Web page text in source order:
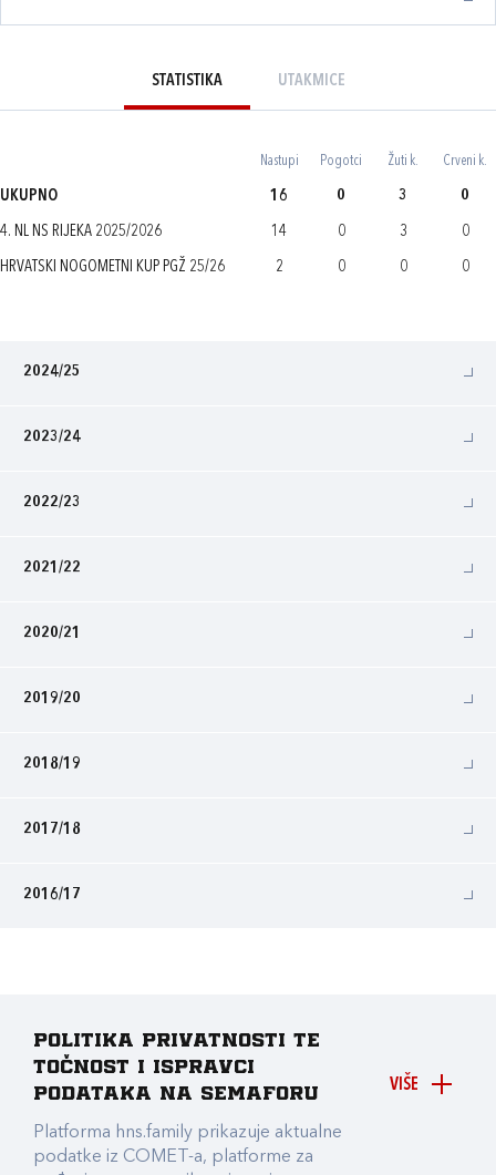
STATISTIKA UTAKMICE
Nastupi Pogotci Žuti k. Crveni k.
UKUPNO 16 0 3 0
4. NL NS RIJEKA 2025/2026 14 0 3 0
HRVATSKI NOGOMETNI KUP PGŽ 25/26 2 0 0 0
2024/25
2023/24
2022/23
2021/22
2020/21
2019/20
2018/19
2017/18
2016/17
VIŠE
Politika privatnosti te
točnost i ispravci
podataka na Semaforu
Platforma hns.family prikazuje aktualne
podatke iz COMET-a, platforme za